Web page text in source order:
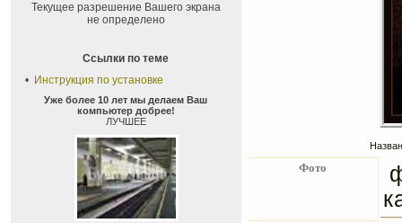
Текущее разрешение Вашего экрана
не определено
Ссылки по теме
• Инструкция по установке
Уже более 10 лет мы делаем Ваш
компьютер добрее!
ЛУЧШЕЕ
Фото